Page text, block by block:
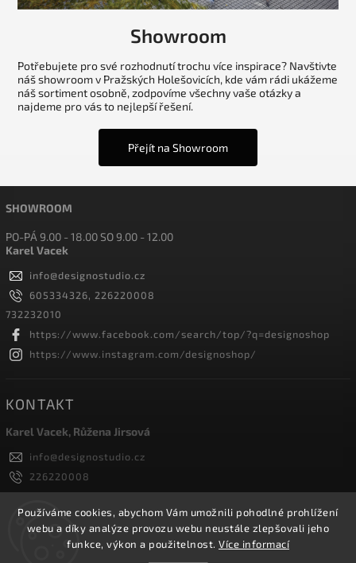
Používáme cookies, abychom Vám umožnili pohodlné prohlížení
webu a díky analýze provozu webu neustále zlepšovali jeho
funkce, výkon a použitelnost. Více informací
Showroom
Potřebujete pro své rozhodnutí trochu více inspirace? Navštivte
náš showroom v Pražských Holešovicích, kde vám rádi ukážeme
náš sortiment osobně, zodpovíme všechny vaše otázky a
najdeme pro vás to nejlepší řešení.
Přejít na Showroom
SHOWROOM
PO-PÁ 9.00 - 18.00 SO 9.00 - 12.00
Karel Vacek
info@designostudio.cz
605334326, 226220008
732232010
https://www.facebook.com/search/top/?q=designoshop
https://www.instagram.com/designoshop/
KONTAKT
Karel Vacek, Růžena Jirsová
info@designostudio.cz
226220008
605334326, 732232010
Designoshop
designoshop